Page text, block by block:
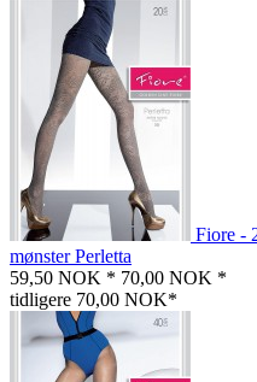
Fiore -
mønster Perletta
59,50 NOK * 70,00 NOK *
tidligere 70,00 NOK*